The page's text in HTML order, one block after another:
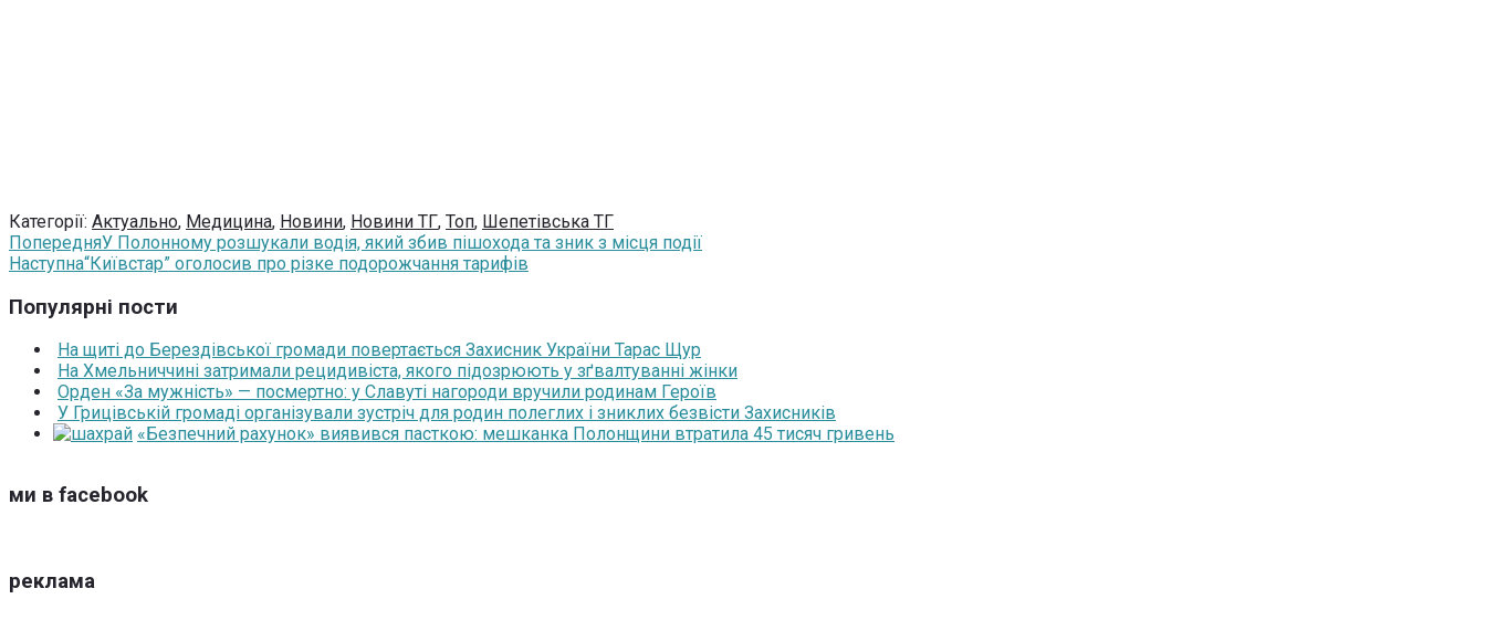
Категорії: Актуально, Медицина, Новини, Новини ТГ, Топ, Шепетівська ТГ
ПопередняУ Полонному розшукали водія, який збив пішохода та зник з місця події
Наступна“Київстар” оголосив про різке подорожчання тарифів
Популярні пости
На щиті до Берездівської громади повертається Захисник України Тарас Щур
На Хмельниччині затримали рецидивіста, якого підозрюють у зґвалтуванні жінки
Орден «За мужність» — посмертно: у Славуті нагороди вручили родинам Героїв
У Грицівській громаді організували зустріч для родин полеглих і зниклих безвісти Захисників
«Безпечний рахунок» виявився пасткою: мешканка Полонщини втратила 45 тисяч гривень
ми в facebook
реклама